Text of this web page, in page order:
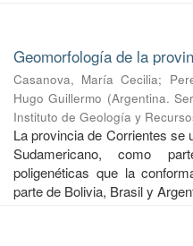
Geomorfología de la
Casanova, María Cecilia;
Hugo Guillermo (Argentina.
Instituto de Geología y
La provincia de Corrientes se
Sudamericano, como
poligenéticas que la
parte de Bolivia, Brasil y